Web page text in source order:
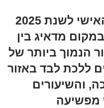
ממצאי סקר הביטחון האישי לשנת 2025
מדאיג בין
הנמוך ביותר של
ללכת לבד באזור
והשיעורים
מפשיעה